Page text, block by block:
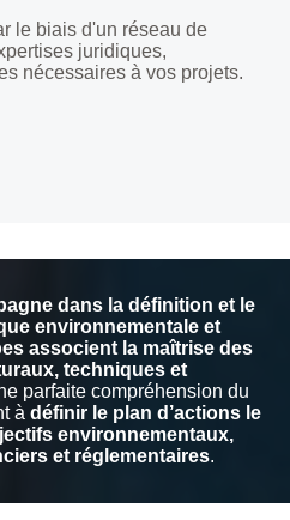
le biais d'un réseau de
juridiques,
nécessaires à vos projets.
dans la définition et le
environnementale et
associent la maîtrise des
techniques et
parfaite compréhension du
à définir le plan d’actions le
environnementaux,
et réglementaires.